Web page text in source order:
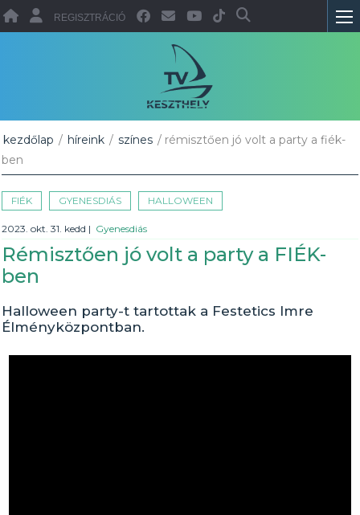
REGISZTRÁCIÓ
kezdőlap / híreink / színes / rémisztően jó volt a party a fiék-
ben
FIÉK GYENESDIÁS HALLOWEEN
2023. okt. 31. kedd | Gyenesdiás
Rémisztően jó volt a party a FIÉK-
ben
Halloween party-t tartottak a Festetics Imre
Élményközpontban.